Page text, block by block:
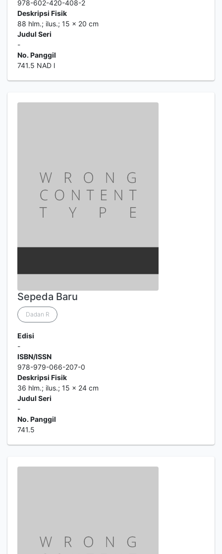
978-602-420-408-2
Deskripsi Fisik
88 hlm.; ilus.; 15 x 20 cm
Judul Seri
-
No. Panggil
741.5 NAD l
Sepeda Baru
Dadan R
Edisi
-
ISBN/ISSN
978-979-066-207-0
Deskripsi Fisik
36 hlm.; ilus.; 15 x 24 cm
Judul Seri
-
No. Panggil
741.5